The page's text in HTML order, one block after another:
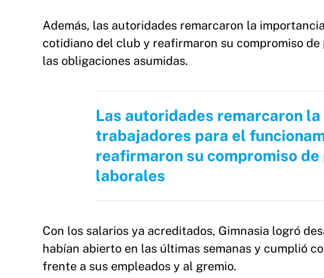
Además, las autoridades remarcaron la
cotidiano del club y reafirmaron su compromiso
las obligaciones asumidas.
Las autoridades remarcaron
trabajadores para el
reafirmaron su compromiso
laborales
Con los salarios ya acreditados, Gimnasia logró
habían abierto en las últimas semanas y cumplió
frente a sus empleados y al gremio.